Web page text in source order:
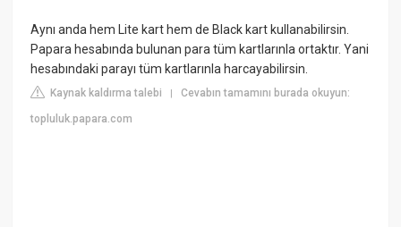
Aynı anda hem Lite kart hem de Black kart kullanabilirsin.
Papara hesabında bulunan para tüm kartlarınla ortaktır. Yani
hesabındaki parayı tüm kartlarınla harcayabilirsin.
Kaynak kaldırma talebi |Cevabın tamamını burada okuyun:
topluluk.papara.com